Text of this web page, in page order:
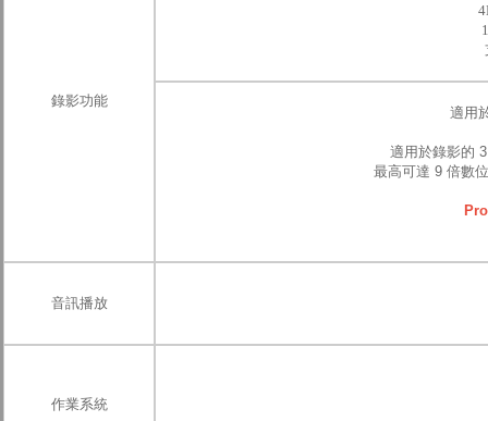
錄影功能
適用
適用於錄影的
最高可達 9 倍數
音訊播放
作業系統